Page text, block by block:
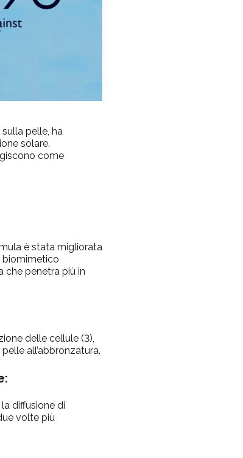
pelle, ha
solare.
come
è stata migliorata
biomimetico
che penetra più in
delle cellule (3),
all’abbronzatura.
diffusione di
volte più